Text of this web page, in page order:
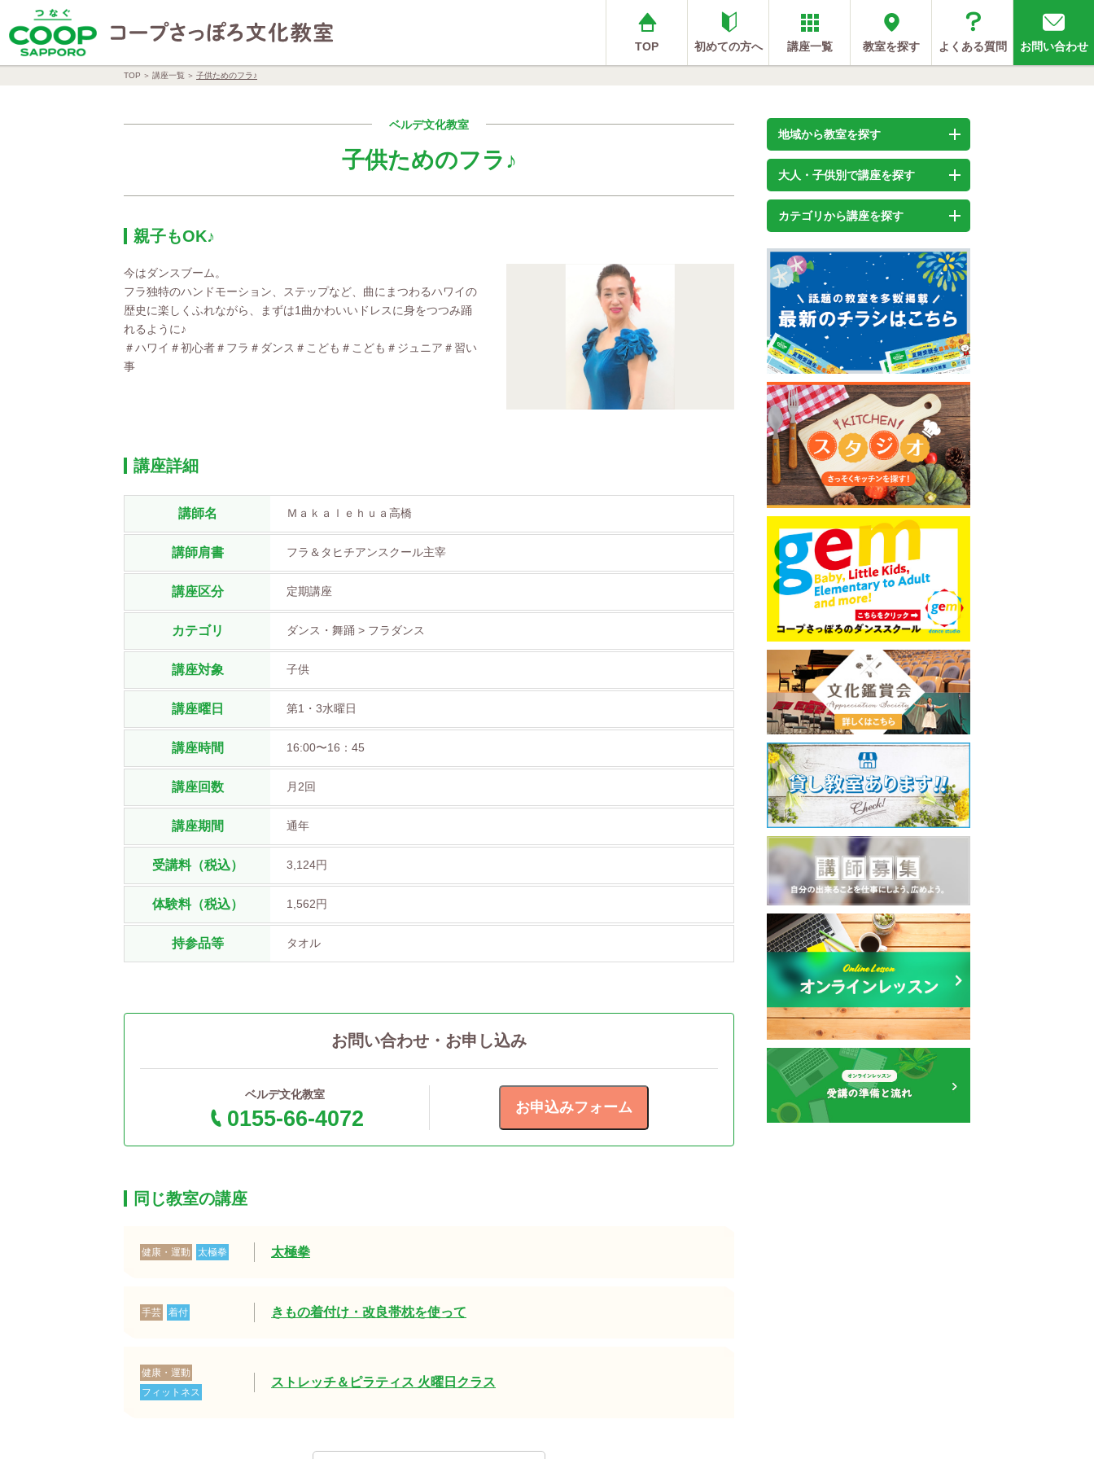
TOP 初めての方へ 講座一覧 教室を探す よくある質問 お問い合わせ
TOP 講座一覧 子供ためのフラ♪
ベルデ文化教室
子供ためのフラ♪
親子もOK♪
今はダンスブーム。
フラ独特のハンドモーション、ステップなど、曲にまつわるハワイの
歴史に楽しくふれながら、まずは1曲かわいいドレスに身をつつみ踊
れるように♪
＃ハワイ＃初心者＃フラ＃ダンス＃こども＃こども＃ジュニア＃習い
事
講座詳細
講師名 Ｍａｋａｌｅｈｕａ高橋
講師肩書 フラ＆タヒチアンスクール主宰
講座区分 定期講座
カテゴリ ダンス・舞踊 > フラダンス
講座対象 子供
講座曜日 第1・3水曜日
講座時間 16:00〜16：45
講座回数 月2回
講座期間 通年
受講料（税込） 3,124円
体験料（税込） 1,562円
持参品等 タオル
お問い合わせ・お申し込み
ベルデ文化教室
0155-66-4072
同じ教室の講座
健康・運動 太極拳 太極拳
手芸 着付 きもの着付け・改良帯枕を使って
健康・運動
フィットネス
ストレッチ＆ピラティス 火曜日クラス
地域から教室を探す
大人・子供別で講座を探す
カテゴリから講座を探す